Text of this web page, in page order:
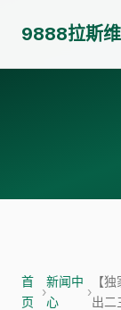
9888拉斯
首
页
›
新闻中
心
›
【
出二